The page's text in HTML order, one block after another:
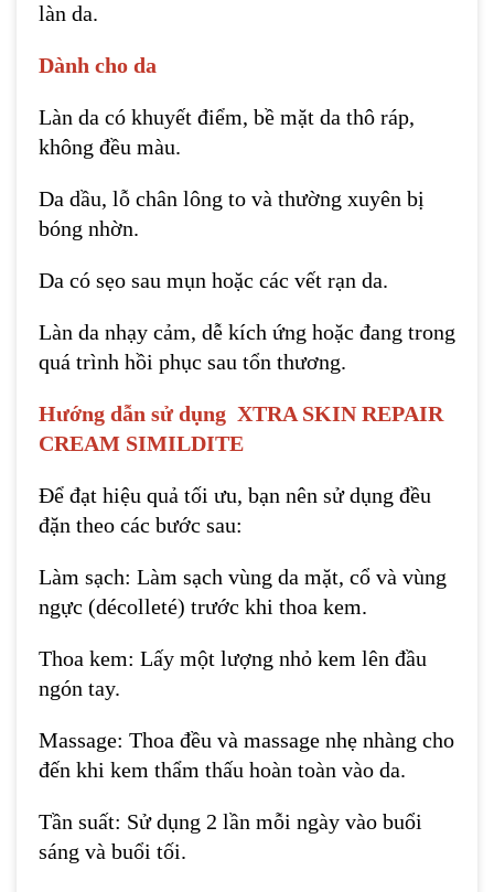
làn da.
Dành cho da
Làn da có khuyết điểm, bề mặt da thô ráp,
không đều màu.
Da dầu, lỗ chân lông to và thường xuyên bị
bóng nhờn.
Da có sẹo sau mụn hoặc các vết rạn da.
Làn da nhạy cảm, dễ kích ứng hoặc đang trong
quá trình hồi phục sau tổn thương.
Hướng dẫn sử dụng XTRA SKIN REPAIR
CREAM SIMILDITE
Để đạt hiệu quả tối ưu, bạn nên sử dụng đều
đặn theo các bước sau:
Làm sạch: Làm sạch vùng da mặt, cổ và vùng
ngực (décolleté) trước khi thoa kem.
Thoa kem: Lấy một lượng nhỏ kem lên đầu
ngón tay.
Massage: Thoa đều và massage nhẹ nhàng cho
đến khi kem thẩm thấu hoàn toàn vào da.
Tần suất: Sử dụng 2 lần mỗi ngày vào buổi
sáng và buổi tối.